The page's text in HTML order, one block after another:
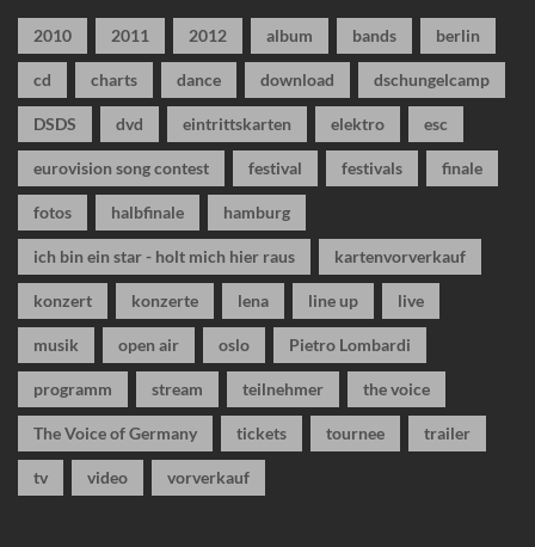
2010 2011 2012 album bands berlin
cd charts dance download dschungelcamp
DSDS dvd eintrittskarten elektro esc
eurovision song contest festival festivals finale
fotos halbfinale hamburg
ich bin ein star - holt mich hier raus kartenvorverkauf
konzert konzerte lena line up live
musik open air oslo Pietro Lombardi
programm stream teilnehmer the voice
The Voice of Germany tickets tournee trailer
tv video vorverkauf